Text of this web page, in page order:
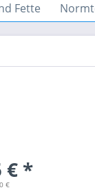
Fette
€ *
€